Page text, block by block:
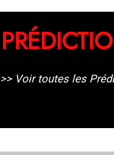
>> Voir toutes les